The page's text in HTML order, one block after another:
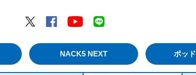
Twitter
Facebook YouTube
NACK5 NEXT ポッ